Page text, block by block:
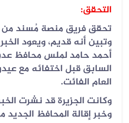
التحقق:
تحقق فريق منصة مُسند من
وتبين أنه قديم، ويعود
أحمد حامد لملس محافظ عدن
السابق قبل اختفائه مع
العام الفائت.
وخبر إقالة المحافظ